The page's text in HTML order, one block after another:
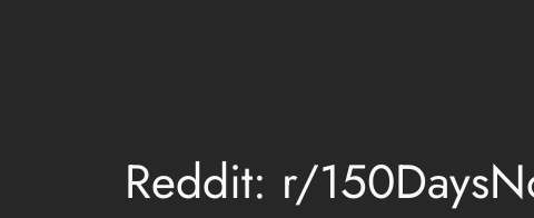
Reddit: r/